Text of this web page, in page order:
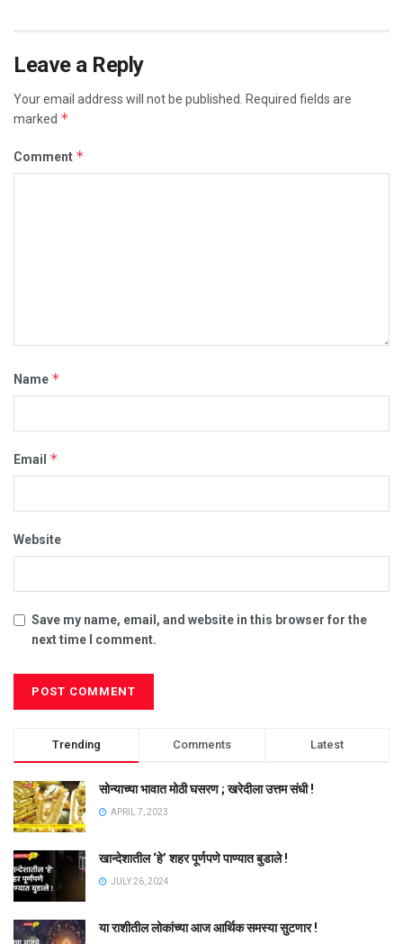
Leave a Reply
Your email address will not be published.
Required fields are
marked *
Comment *
Name *
Email *
Website
Save my name, email, and website in this browser for the
next time I comment.
Trending Comments Latest
सोन्याच्या भावात मोठी घसरण ; खरेदीला उत्तम संधी !
APRIL 7, 2023
खान्देशातील ‘हे’ शहर पूर्णपणे पाण्यात बुडाले !
JULY 26, 2024
या राशीतील लोकांच्या आज आर्थिक समस्या सुटणार !